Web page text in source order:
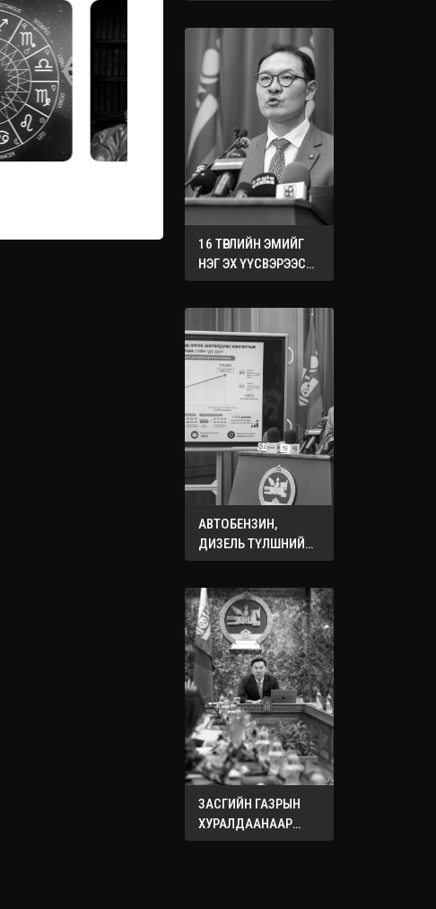
ХУРАЛДААНААС
ШИЙДВЭРҮҮД
16 ТӨРЛИЙН ЭМИЙГ
НЭГ ЭХ ҮҮСВЭРЭЭС
ХУДАЛДАН АВАХ
АВТОБЕНЗИН,
ДИЗЕЛЬ ТҮЛШНИЙ
ОНЦГОЙ АЛБАН
ЗАСГИЙН ГАЗРЫН
ХУРАЛДААНААР
ХЭЛЭЛЦЭЖ БУЙ